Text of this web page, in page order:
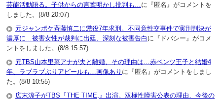
芸能活動語る。子供からの言葉明かし批判も…に『匿名』がコメントを
しました。(8/8 20:07)
元ジャンポケ斉藤慎二に懲役7年求刑。不同意性交事件で実刑判決が
濃厚に…被害女性が裁判に出廷、深刻な被害告白 に『ドバシー』がコメ
ントをしました。(8/8 15:57)
元TBS山本里菜アナが夫と離婚、その理由は…赤ベンツ王子と結婚4
年、ラブラブぶりアピールも…画像あり に『匿名』がコメントをしまし
た。(8/8 10:55)
広末涼子がTBS『THE TIME,』出演。双極性障害公表の理由、今後の